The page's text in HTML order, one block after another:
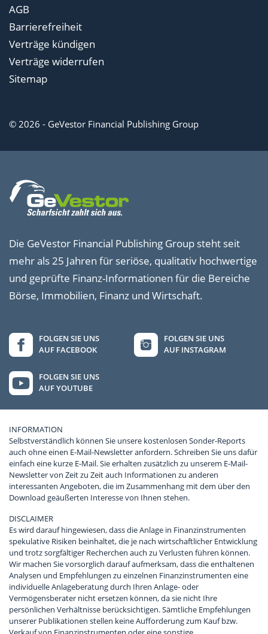
AGB
Barrierefreiheit
Verträge kündigen
Verträge widerrufen
Sitemap
© 2026 - GeVestor Financial Publishing Group
Die GeVestor Financial Publishing Group steht seit
mehr als 25 Jahren für seriöse, qualitativ hochwertige
und geprüfte Finanz-Informationen für die Bereiche
Börse, Immobilien, Finanz und Wirtschaft.
FOLGEN SIE UNS
AUF FACEBOOK
FOLGEN SIE UNS
AUF INSTAGRAM
FOLGEN SIE UNS
AUF YOUTUBE
INFORMATION
Selbstverständlich können Sie unsere kostenlosen Sonder-Reports
auch ohne einen E-Mail-Newsletter anfordern. Schreiben Sie uns dafür
einfach eine kurze E-Mail. Sie erhalten zusätzlich zu unserem E-Mail-
Newsletter von Zeit zu Zeit auch Informationen zu anderen
interessanten Angeboten, die im Zusammenhang mit dem über den
Download geäußerten Interesse von Ihnen stehen.
DISCLAIMER
Es wird darauf hingewiesen, dass die Anlage in Finanzinstrumenten
spekulative Risiken beinhaltet, die je nach wirtschaftlicher Entwicklung
und trotz sorgfältiger Recherchen auch zu Verlusten führen können.
Wir machen Sie vorsorglich darauf aufmerksam, dass die enthaltenen
Analysen und Empfehlungen zu einzelnen Finanzinstrumenten eine
individuelle Anlageberatung durch Ihren Anlage- oder
Vermögensberater nicht ersetzen können, da sie nicht Ihre
persönlichen Verhältnisse berücksichtigen. Sämtliche Empfehlungen
unserer Publikationen stellen keine Aufforderung zum Kauf bzw.